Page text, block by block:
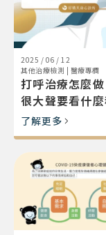
2025 / 06 / 12
其他治療檢測 | 醫療專欄
打呼治療怎麼
很大聲要看什
善、診斷方法一
了解更多